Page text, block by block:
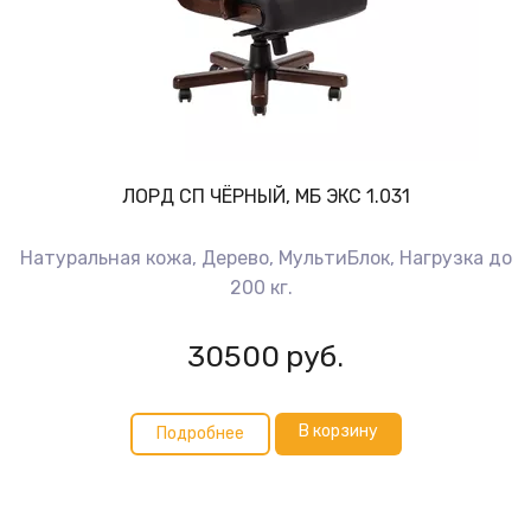
ЛОРД СП ЧЁРНЫЙ, МБ ЭКС 1.031
Натуральная кожа, Дерево, МультиБлок, Нагрузка до
200 кг.
30500 руб.
Подробнее В корзину